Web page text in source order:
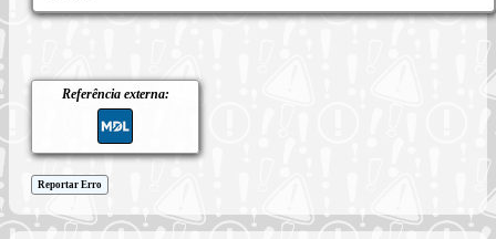
Referência externa:
Reportar Erro